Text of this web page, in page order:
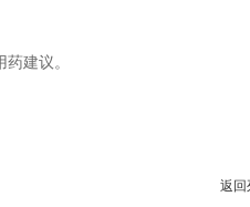
建议。
返回